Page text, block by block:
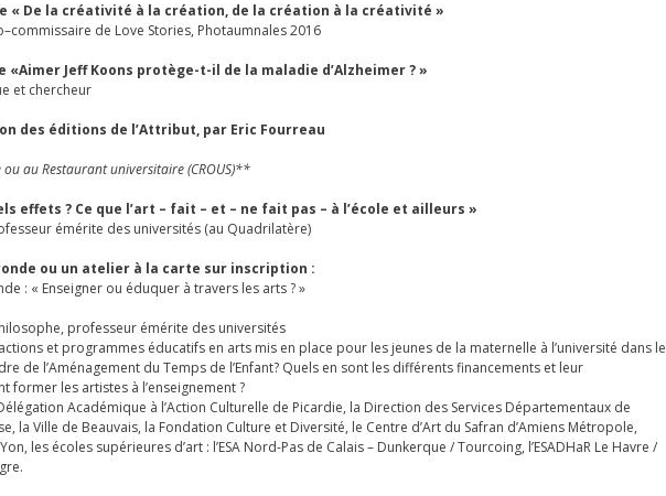
« De la créativité à la création, de la création à la créativité »
de Love Stories, Photaumnales 2016
«Aimer Jeff Koons protège-t-il de la maladie d’Alzheimer ? »
et chercheur
des éditions de l’Attribut, par Eric Fourreau
au Restaurant universitaire (CROUS)**
effets ? Ce que l’art – fait – et – ne fait pas – à l’école et ailleurs »
émérite des universités (au Quadrilatère)
ou un atelier à la carte sur inscription :
: « Enseigner ou éduquer à travers les arts ? »
professeur émérite des universités
et programmes éducatifs en arts mis en place pour les jeunes de la maternelle à l’université dans le
de l’Aménagement du Temps de l’Enfant? Quels en sont les différents financements et leur
former les artistes à l’enseignement ?
Académique à l’Action Culturelle de Picardie, la Direction des Services Départementaux de
la Ville de Beauvais, la Fondation Culture et Diversité, le Centre d’Art du Safran d’Amiens Métropole,
les écoles supérieures d’art : l’ESA Nord-Pas de Calais – Dunkerque / Tourcoing, l’ESADHaR Le Havre /